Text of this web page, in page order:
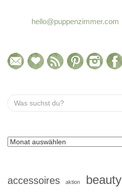
hello@puppenzimmer.com
Search
for:
accessoires aktion beauty